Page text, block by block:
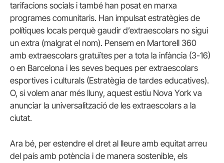
tarifacions socials i també han posat en marxa
programes comunitaris. Han impulsat estratègies de
polítiques locals perquè gaudir d’extraescolars no sigui
un extra (malgrat el nom). Pensem en Martorell 360
amb extraescolars gratuïtes per a tota la infància (3-16)
o en Barcelona i les seves beques per extraescolars
esportives i culturals (Estratègia de tardes educatives).
O, si volem anar més lluny, aquest estiu Nova York va
anunciar la universalització de les extraescolars a la
ciutat.
Ara bé, per estendre el dret al lleure amb equitat arreu
del país amb potència i de manera sostenible, els